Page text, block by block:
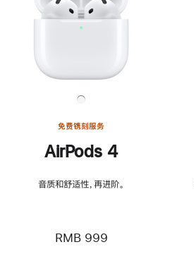
免费镌刻服务
AirPods 4
音质和舒适性，再进阶。
RMB 999